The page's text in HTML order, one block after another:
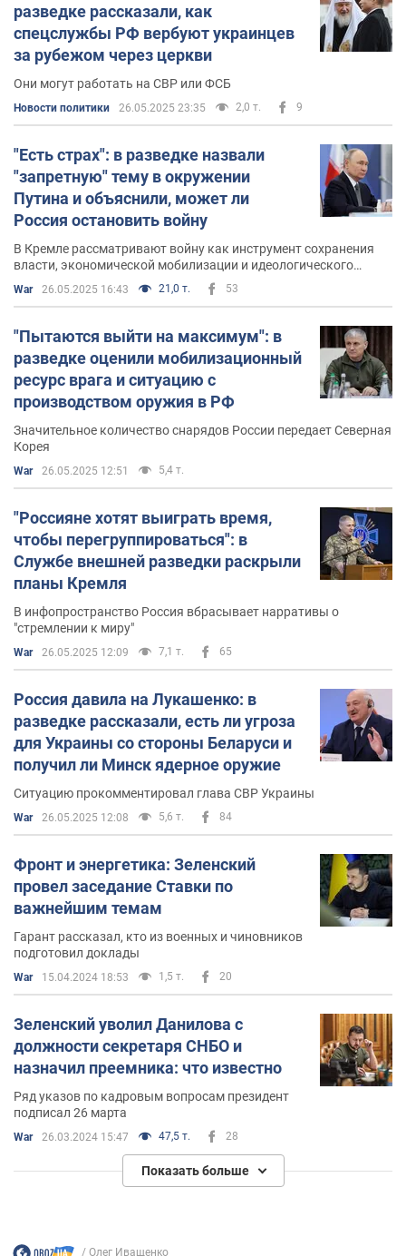
разведке рассказали, как
спецслужбы РФ вербуют украинцев
за рубежом через церкви
Они могут работать на СВР или ФСБ
Новости политики 26.05.2025 23:35 2,0 т. 9
"Есть страх": в разведке назвали
"запретную" тему в окружении
Путина и объяснили, может ли
Россия остановить войну
В Кремле рассматривают войну как инструмент сохранения
власти, экономической мобилизации и идеологического
War 26.05.2025 16:43 21,0 т. 53
"Пытаются выйти на максимум": в
разведке оценили мобилизационный
ресурс врага и ситуацию с
производством оружия в РФ
Значительное количество снарядов России передает Северная
Корея
War 26.05.2025 12:51 5,4 т.
"Россияне хотят выиграть время,
чтобы перегруппироваться": в
Службе внешней разведки раскрыли
планы Кремля
В инфопространство Россия вбрасывает нарративы о
"стремлении к миру"
War 26.05.2025 12:09 7,1 т. 65
Россия давила на Лукашенко: в
разведке рассказали, есть ли угроза
для Украины со стороны Беларуси и
получил ли Минск ядерное оружие
Ситуацию прокомментировал глава СВР Украины
War 26.05.2025 12:08 5,6 т. 84
Фронт и энергетика: Зеленский
провел заседание Ставки по
важнейшим темам
Гарант рассказал, кто из военных и чиновников
подготовил доклады
War 15.04.2024 18:53 1,5 т. 20
Зеленский уволил Данилова с
должности секретаря СНБО и
назначил преемника: что известно
Ряд указов по кадровым вопросам президент
подписал 26 марта
War 26.03.2024 15:47 47,5 т. 28
Показать больше
Олег Иващенко